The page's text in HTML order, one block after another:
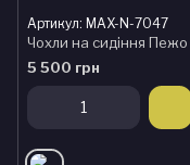
Артикул: MAX-N-7047
5 500 грн